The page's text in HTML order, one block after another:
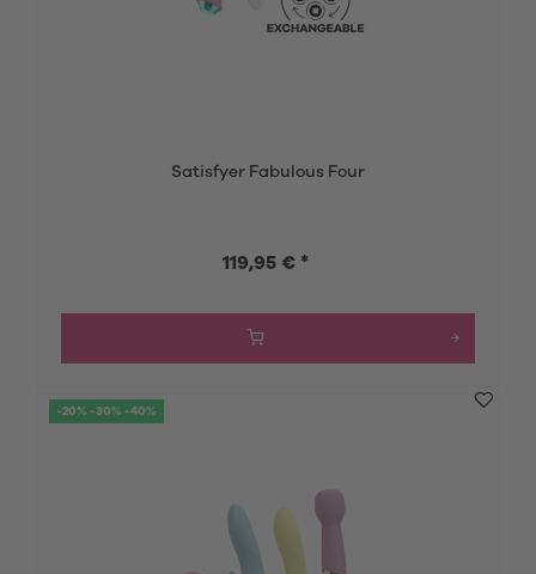
Satisfyer Fabulous Four
119,95 € *
-20% -30% -40%